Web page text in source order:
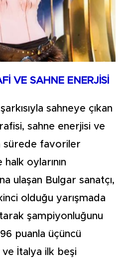
VE SAHNE ENERJİSİ
sahneye çıkan
sahne enerjisi ve
sürede favoriler
oylarının
ulaşan Bulgar sanatçı,
olduğu yarışmada
şampiyonluğunu
puanla üçüncü
İtalya ilk beşi